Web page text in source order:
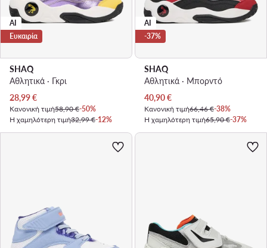
AI
Ευκαιρία
SHAQ
Αθλητικά · Γκρι
Τρέχουσα τιμή
28,99€
Κανονική τιμή58,90 €-50%
Η χαμηλότερη τιμή32,99 €-12%
AI
-37%
SHAQ
Αθλητικά · Μπορντό
Τρέχουσα τιμή
40,90€
Κανονική τιμή66,46 €-38%
Η χαμηλότερη τιμή65,90 €-37%